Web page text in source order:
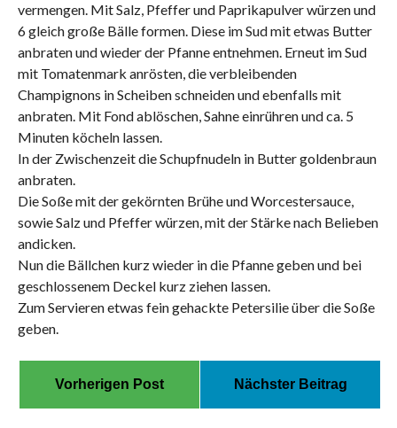
vermengen. Mit Salz, Pfeffer und Paprikapulver würzen und
6 gleich große Bälle formen. Diese im Sud mit etwas Butter
anbraten und wieder der Pfanne entnehmen. Erneut im Sud
mit Tomatenmark anrösten, die verbleibenden
Champignons in Scheiben schneiden und ebenfalls mit
anbraten. Mit Fond ablöschen, Sahne einrühren und ca. 5
Minuten köcheln lassen.
In der Zwischenzeit die Schupfnudeln in Butter goldenbraun
anbraten.
Die Soße mit der gekörnten Brühe und Worcestersauce,
sowie Salz und Pfeffer würzen, mit der Stärke nach Belieben
andicken.
Nun die Bällchen kurz wieder in die Pfanne geben und bei
geschlossenem Deckel kurz ziehen lassen.
Zum Servieren etwas fein gehackte Petersilie über die Soße
geben.
Vorherigen Post Nächster Beitrag